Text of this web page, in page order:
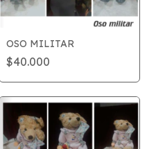
OSO MILITAR
$40.000